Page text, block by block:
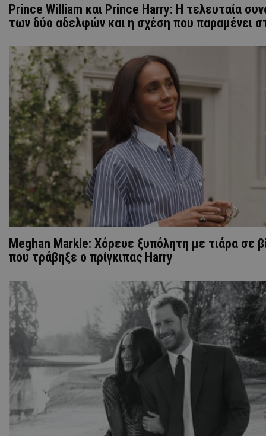
Prince William και Prince Harry: Η τελευταία
των δύο αδελφών και η σχέση που παραμένει
Meghan Markle: Χόρευε ξυπόλητη με τιάρα σε
που τράβηξε ο πρίγκιπας Harry